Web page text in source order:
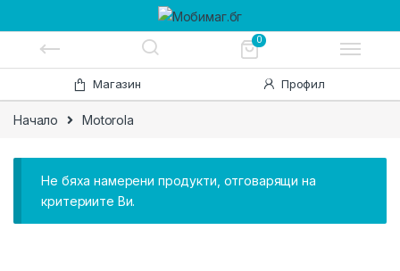
Skip to navigation
Skip to content Магазин Профил
Начало Motorola
Не бяха намерени продукти, отговарящи на
критериите Ви.
0